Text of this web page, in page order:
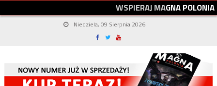
WSPIERAJMAGNAPOLONIA
Niedziela, 09 Sierpnia 2026